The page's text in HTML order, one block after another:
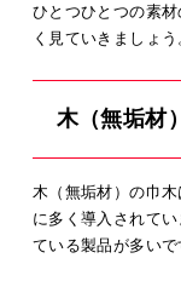
ひとつひとつの素
く見ていきましょう
木（無垢材）
木（無垢材）の巾
に多く導入されて
ている製品が多いで